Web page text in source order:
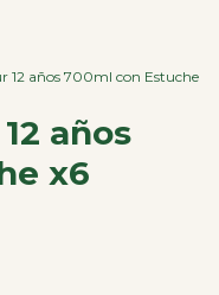
12 años 700ml con Estuche
años
x6